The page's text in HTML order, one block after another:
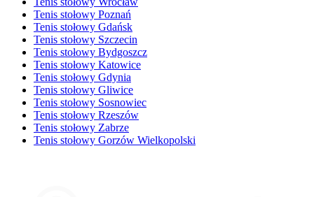
Tenis stołowy Poznań
Tenis stołowy Gdańsk
Tenis stołowy Szczecin
Tenis stołowy Bydgoszcz
Tenis stołowy Katowice
Tenis stołowy Gdynia
Tenis stołowy Gliwice
Tenis stołowy Sosnowiec
Tenis stołowy Rzeszów
Tenis stołowy Zabrze
Tenis stołowy Gorzów Wielkopolski